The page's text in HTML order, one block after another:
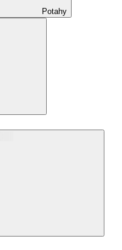
Potahy